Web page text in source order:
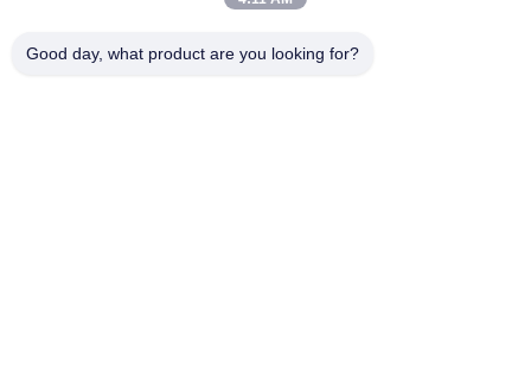
Skontaktuj Się Z Nami
Good day, what product are you looking for?